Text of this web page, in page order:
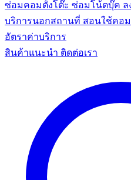
ซ่อมคอมตั้งโต๊ะ ซ่อมโน้ตบุ๊ค ล
บริการนอกสถานที่ สอนใช้คอม
อัตราค่าบริการ
สินค้าแนะนำ ติดต่อเรา